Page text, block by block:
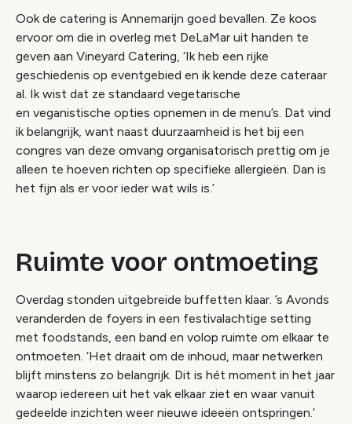
Ook de catering is Annemarijn goed bevallen. Ze koos
ervoor om die in overleg met DeLaMar uit handen te
geven aan Vineyard Catering, ‘Ik heb een rijke
geschiedenis op eventgebied en ik kende deze cateraar
al. Ik wist dat ze standaard vegetarische
en veganistische opties opnemen in de menu’s. Dat vind
ik belangrijk, want naast duurzaamheid is het bij een
congres van deze omvang organisatorisch prettig om je
alleen te hoeven richten op specifieke allergieën. Dan is
het fijn als er voor ieder wat wils is.’
Ruimte voor ontmoeting
Overdag stonden uitgebreide buffetten klaar. ’s Avonds
veranderden de foyers in een festivalachtige setting
met foodstands, een band en volop ruimte om elkaar te
ontmoeten. ‘Het draait om de inhoud, maar netwerken
blijft minstens zo belangrijk. Dit is hét moment in het jaar
waarop iedereen uit het vak elkaar ziet en waar vanuit
gedeelde inzichten weer nieuwe ideeën ontspringen.’